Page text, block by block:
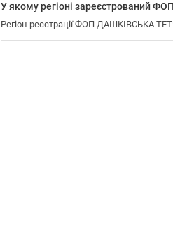
У якому регіоні зареєстрований
Регіон реєстрації ФОП ДАШКІВСЬКА